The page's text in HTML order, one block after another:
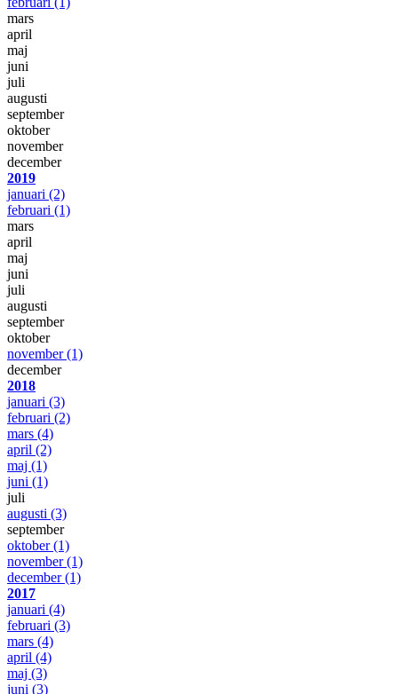
mars
april
maj
juni
juli
augusti
september
oktober
november
december
2019
januari (2)
februari (1)
mars
april
maj
juni
juli
augusti
september
oktober
november(1)
december
2018
januari (3)
februari (2)
mars (4)
april (2)
maj (1)
juni (1)
juli
augusti (3)
september
oktober(1)
november(1)
december(1)
2017
januari (4)
februari (3)
mars (4)
april (4)
maj (3)
juni (3)